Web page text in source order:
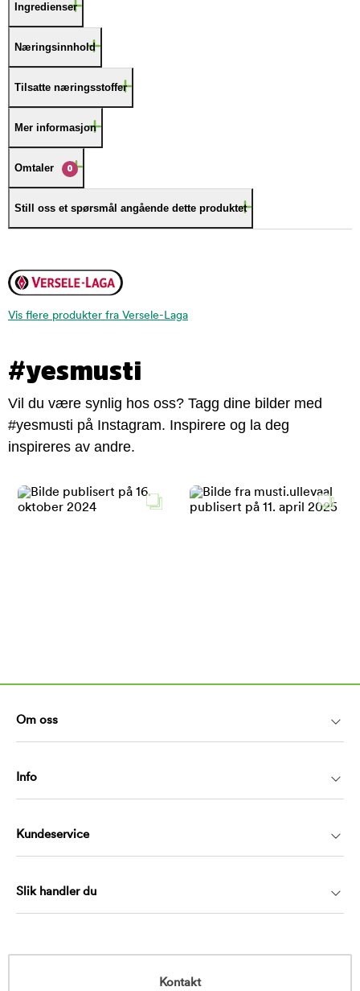
Ingredienser
Næringsinnhold
Tilsatte næringsstoffer
Mer informasjon
Omtaler 0
Still oss et spørsmål angående dette produktet
Vis flere produkter fra Versele-Laga
#yesmusti
Vil du være synlig hos oss? Tagg dine bilder med
#yesmusti på Instagram. Inspirere og la deg
inspireres av andre.
Om oss
Info
Kundeservice
Slik handler du
Kontakt